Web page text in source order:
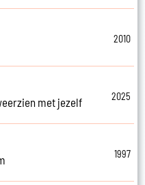
2010
met jezelf
2025
1997